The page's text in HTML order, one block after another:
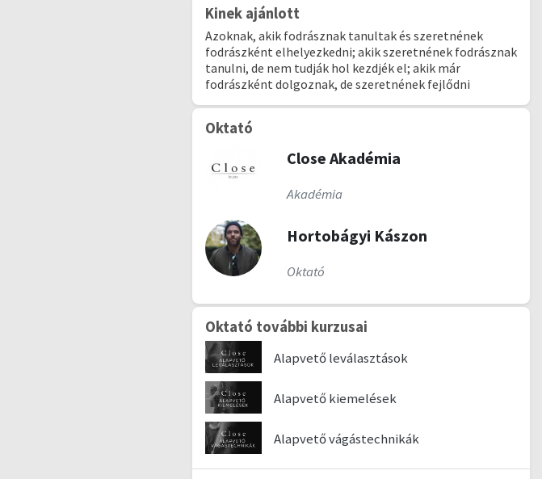
Kinek ajánlott
Azoknak, akik fodrásznak tanultak és szeretnének
fodrászként elhelyezkedni; akik szeretnének fodrásznak
tanulni, de nem tudják hol kezdjék el; akik már
fodrászként dolgoznak, de szeretnének fejlődni
Oktató
Close Akadémia
Akadémia
Hortobágyi Kászon
Oktató
Oktató további kurzusai
Alapvető leválasztások
Alapvető kiemelések
Alapvető vágástechnikák